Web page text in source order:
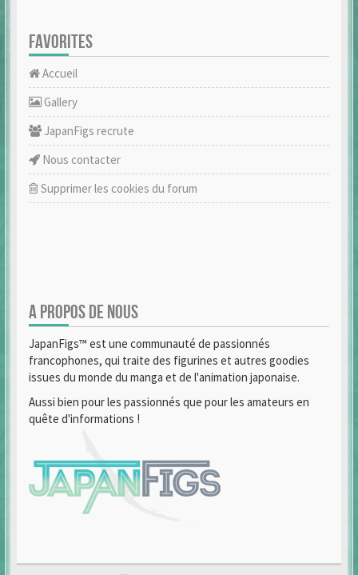
FAVORITES
Accueil
Gallery
JapanFigs recrute
Nous contacter
Supprimer les cookies du forum
A PROPOS DE NOUS
JapanFigs™ est une communauté de passionnés
francophones, qui traite des figurines et autres goodies
issues du monde du manga et de l'animation japonaise.
Aussi bien pour les passionnés que pour les amateurs en
quête d'informations !